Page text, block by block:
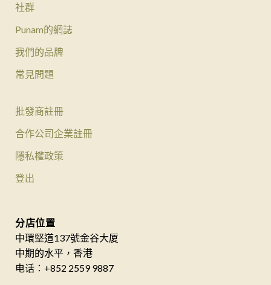
社群
Punam的網誌
我們的品牌
常見問題
批發商註冊
合作公司企業註冊
隱私權政策
登出
分店位置
中環堅道137號金谷大厦
中期的水平，香港
电话：+852 2559 9887